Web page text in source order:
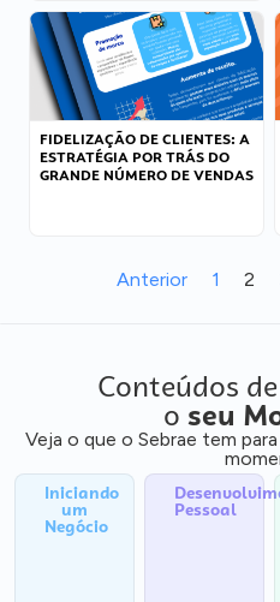
FIDELIZAÇÃO DE CLIENTES: A
ESTRATÉGIA POR TRÁS DO
GRANDE NÚMERO DE VENDAS
Anterior 1 2
Conteúdos
o seu
Veja o que o Sebrae tem
Iniciando
um
Negócio
Pessoal